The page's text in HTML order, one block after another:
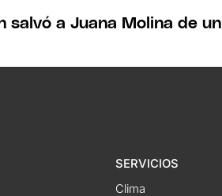
salvó a Juana Molina de un
SERVICIOS
Clima